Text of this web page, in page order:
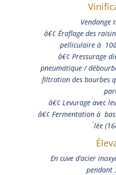
Vendange
â€¢ Éraflage des
pelliculaire à
â€¢ Pressurage
pneumatique /
filtration des bourbes
â€¢ Levurage avec
â€¢ Fermentation à
´lée
En cuve d’acier
pendant